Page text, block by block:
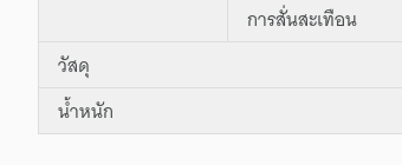
การสั่นสะเทือน
วัสดุ
น้ำหนัก